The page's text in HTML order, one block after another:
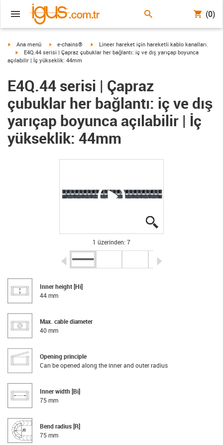
(0)
igus-icon-arrow-right
Ana menü igus-icon-arrow-right
e-chains® igus-icon-arrow-right
Lineer hareket için hareketli kablo kanalları.
igus-icon-arrow-right
E4Q.44 serisi | Çapraz çubuklar her bağlantı: iç ve dış yarıçap boyunca
açılabilir | İç yükseklik: 44mm
E4Q.44 serisi | Çapraz
çubuklar her bağlantı: iç ve dış
yarıçap boyunca açılabilir | İç
yükseklik: 44mm
1 üzerinden: 7
igus-icon-arrow-left
Inner height [Hi]
44 mm
Max. cable diameter
40 mm
Opening principle
Can be opened along the inner and outer radius
Inner width [Bi]
75 mm
Bend radius [R]
75 mm